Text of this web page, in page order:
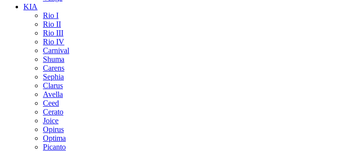
KIA
Rio I
Rio II
Rio III
Rio IV
Carnival
Shuma
Carens
Sephia
Clarus
Avella
Ceed
Cerato
Joice
Opirus
Optima
Picanto